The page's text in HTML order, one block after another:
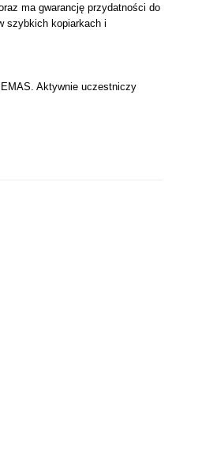
ma gwarancję przydatności do
szybkich kopiarkach i
Aktywnie uczestniczy